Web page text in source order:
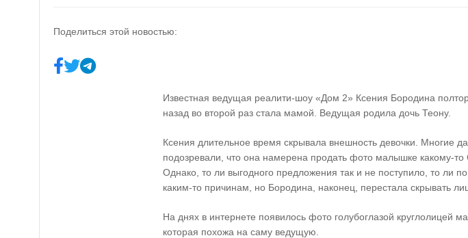
Поделиться этой новостью:
Известная ведущая реалити-шоу «Дом 2» Ксения Бородина
назад во второй раз стала мамой. Ведущая родила дочь Теону.
Ксения длительное время скрывала внешность девочки. Многие
подозревали, что она намерена продать фото малышке какому-
Однако, то ли выгодного предложения так и не поступило, то ли
каким-то причинам, но Бородина, наконец, перестала скрывать
На днях в интернете появилось фото голубоглазой круглолицей
которая похожа на саму ведущую.